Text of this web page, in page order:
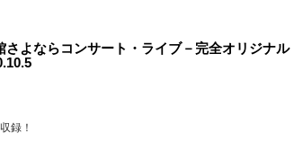
よならコンサート・ライブ－完全オリジナル
録！